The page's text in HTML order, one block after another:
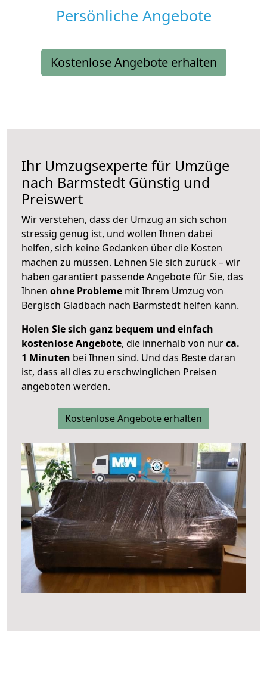
Persönliche Angebote
Kostenlose Angebote erhalten
Ihr Umzugsexperte für Umzüge
nach Barmstedt Günstig und
Preiswert
Wir verstehen, dass der Umzug an sich schon
stressig genug ist, und wollen Ihnen dabei
helfen, sich keine Gedanken über die Kosten
machen zu müssen. Lehnen Sie sich zurück – wir
haben garantiert passende Angebote für Sie, das
Ihnen ohne Probleme mit Ihrem Umzug von
Bergisch Gladbach nach Barmstedt helfen kann.
Holen Sie sich ganz bequem und einfach
kostenlose Angebote, die innerhalb von nurca.
1 Minuten bei Ihnen sind. Und das Beste daran
ist, dass all dies zu erschwinglichen Preisen
angeboten werden.
Kostenlose Angebote erhalten